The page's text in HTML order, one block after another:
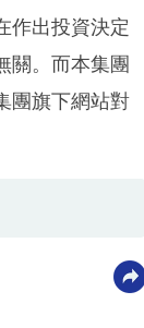
作出投資決定
關。而本集團
團旗下網站對